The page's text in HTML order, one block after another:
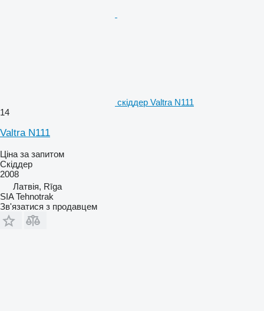
скіддер Valtra N111
14
Valtra N111
Ціна за запитом
Скіддер
2008
Латвія, Rīga
SIA Tehnotrak
Зв'язатися з продавцем